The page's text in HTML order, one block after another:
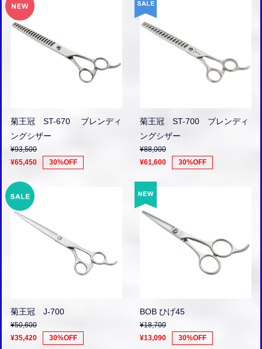
菊王冠 ST-670 ブレンディ
ングシザー
¥93,500
¥65,450
30%OFF
菊王冠 ST-700 ブレンディ
ングシザー
¥88,000
¥61,600
30%OFF
菊王冠 J-700
¥50,600
¥35,420
30%OFF
BOB ひげ45
¥18,700
¥13,090
30%OFF